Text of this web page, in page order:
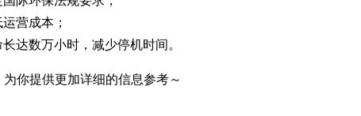
营成本；
达数万小时，减少停机时间。
你提供更加详细的信息参考～